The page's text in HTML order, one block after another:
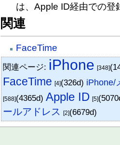
は、Apple ID経由での登
関連
FaceTime
関連ページ: iPhone [348]
FaceTime [4](326d) iPhone/
[588](4365d)Apple ID [5]
ールアドレス [2](6679d)